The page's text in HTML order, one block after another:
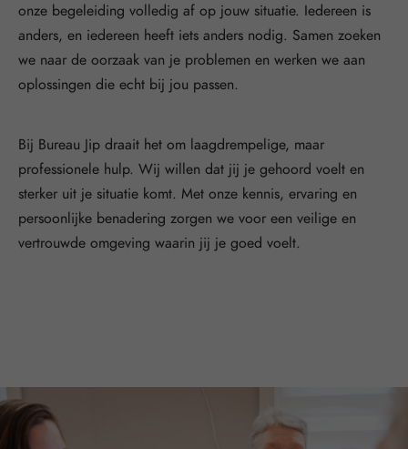
onze begeleiding volledig af op jouw situatie. Iedereen is
anders, en iedereen heeft iets anders nodig. Samen zoeken
we naar de oorzaak van je problemen en werken we aan
oplossingen die echt bij jou passen.
Bij Bureau Jip draait het om laagdrempelige, maar
professionele hulp. Wij willen dat jij je gehoord voelt en
sterker uit je situatie komt. Met onze kennis, ervaring en
persoonlijke benadering zorgen we voor een veilige en
vertrouwde omgeving waarin jij je goed voelt.